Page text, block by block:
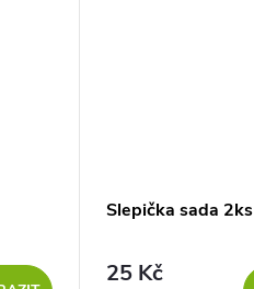
Slepička sada 2ks
25 Kč